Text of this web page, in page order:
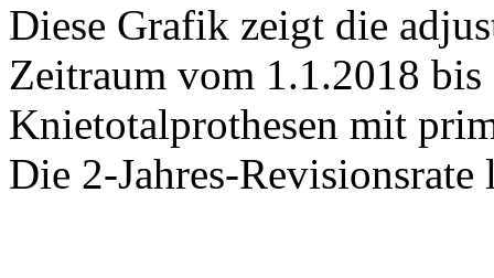
Diese Grafik zeigt die
Zeitraum vom 1.1.2018
Knietotalprothesen mit
Die 2-Jahres-